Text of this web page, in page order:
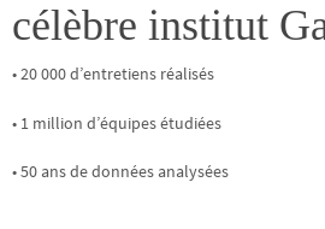
célèbre institut
• 20 000 d’entretiens réalisés
• 1 million d’équipes étudiées
• 50 ans de données analysées